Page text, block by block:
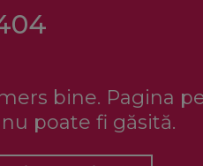
bine. Pagina
poate fi găsită.